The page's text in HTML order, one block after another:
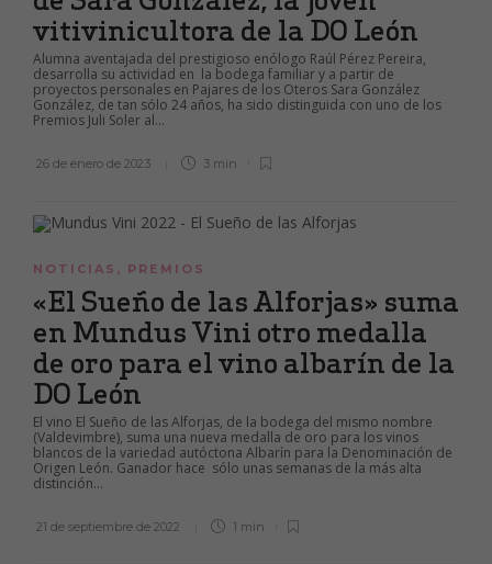
vitivinicultora de la DO León
Alumna aventajada del prestigioso enólogo Raúl Pérez Pereira,
desarrolla su actividad en la bodega familiar y a partir de
proyectos personales en Pajares de los Oteros Sara González
González, de tan sólo 24 años, ha sido distinguida con uno de los
Premios Juli Soler al...
26 de enero de 2023 3 min
NOTICIAS , PREMIOS
«El Sueño de las Alforjas» suma
en Mundus Vini otro medalla
de oro para el vino albarín de la
DO León
El vino El Sueño de las Alforjas, de la bodega del mismo nombre
(Valdevimbre), suma una nueva medalla de oro para los vinos
blancos de la variedad autóctona Albarín para la Denominación de
Origen León. Ganador hace sólo unas semanas de la más alta
distinción...
21 de septiembre de 2022 1 min